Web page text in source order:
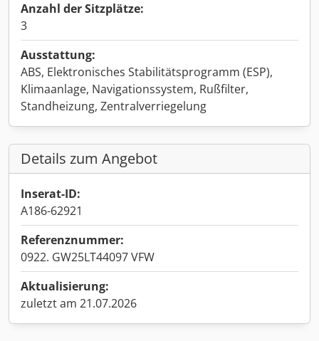
Anzahl der Sitzplätze:
3
Ausstattung:
ABS, Elektronisches Stabilitätsprogramm (ESP),
Klimaanlage, Navigationssystem, Rußfilter,
Standheizung, Zentralverriegelung
Details zum Angebot
Inserat-ID:
A186-62921
Referenznummer:
0922. GW25LT44097 VFW
Aktualisierung:
zuletzt am 21.07.2026